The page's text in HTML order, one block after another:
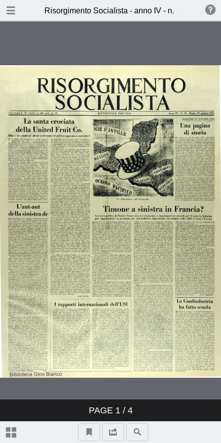
Risorgimento Socialista - anno IV - n. 25 - 27
PAGE 1/ 4
TABLE OF CONTENTS
Cento anni di capitalismo
I carissimi nemici di McCarthy
(L.d.S.)
Ieri, Oggi, Domani (Aldo
Sammarco)